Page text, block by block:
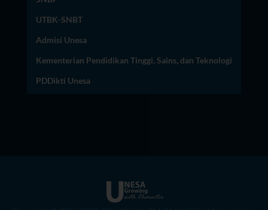
UTBK-SNBT
Admisi Unesa
Kementerian Pendidikan Tinggi, Sains, dan Teknologi
PDDikti Unesa